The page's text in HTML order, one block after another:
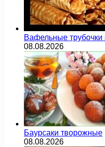
Вафельные
08.08.2026
Баурсаки творожные
08.08.2026